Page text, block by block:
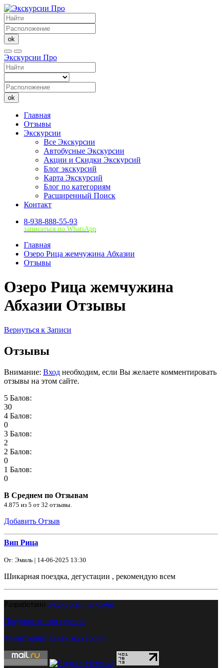
ok
Экскурсии Про
ok
Главная
Отзывы
Экскурсии
Все Экскурсии
Автобусные Экскурсии
Акции и Скидки Экскурсий
Блог экскурсий
Карта Экскурсий
Блог по категориям
Расширенный Поиск
Контакт
8-938-888-55-93
записаться по WhatsApp
Главная
Озеро Рица жемчужина Абхазии
Отзывы
Озеро Рица жемчужина
Абхазии Отзывы
Вернуться к Записи
Отзывы
Внимание: Вход необходим, если Вы желаете комментировать
отзывы на этом сайте.
5 Балов:
30
4 Балов:
0
3 Балов:
2
2 Балов:
0
1 Балов:
0
В Среднем по Отзывам
4.875 из 5 от 32 отзывы.
Добавить Отзыв
Вип Рица
От: Эмиль | 14-06-2025 13:30
Шикарная поездка, дегустации , рекомендую всем
Разработано Экскурсии из Сочи
Предложить экскурсию
Мониторинг сайта экскурсий